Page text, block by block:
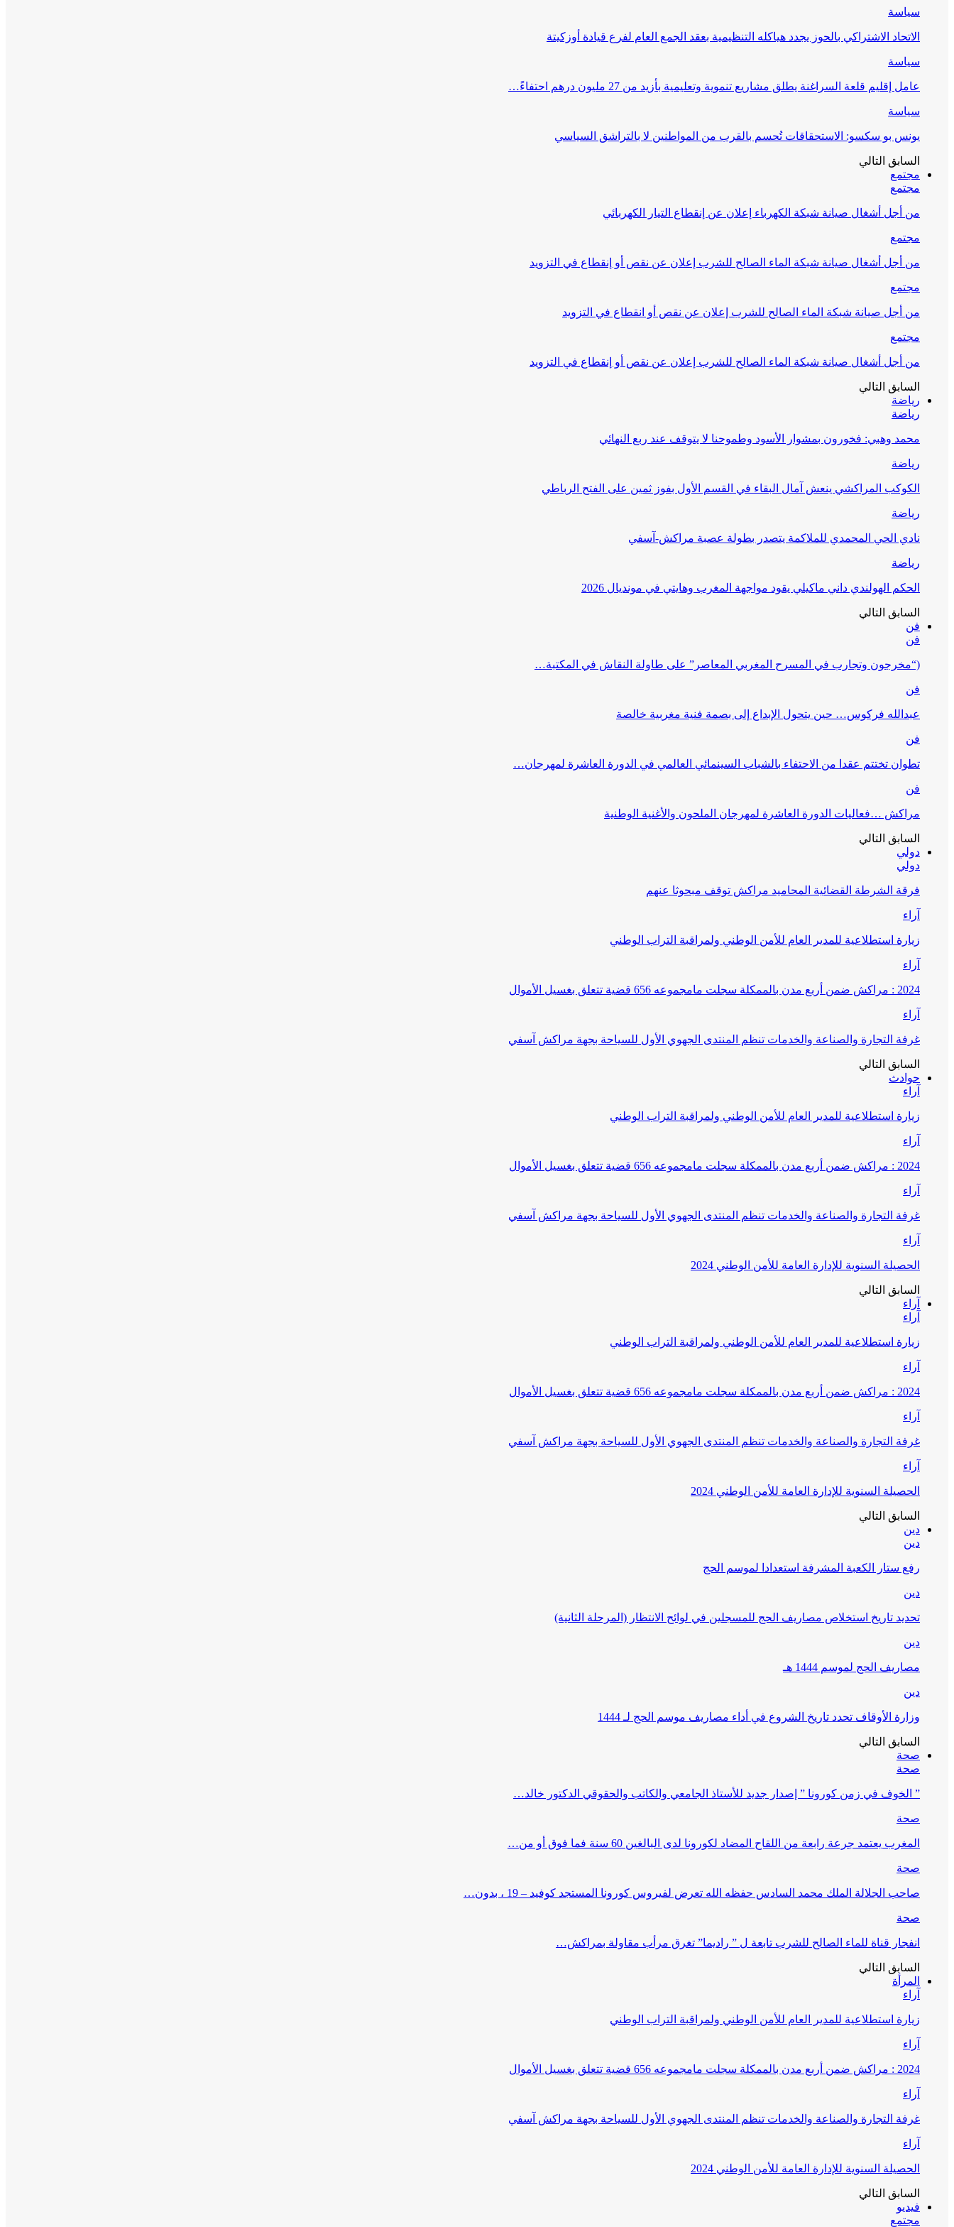
سياسة
الاتحاد الاشتراكي بالحوز يجدد هياكله التنظيمية بعقد الجمع العام لفرع قيادة أوزكيتة
سياسة
عامل إقليم قلعة السراغنة يطلق مشاريع تنموية وتعليمية بأزيد من 27 مليون درهم احتفاءً…
سياسة
يونس بو سكسو: الاستحقاقات تُحسم بالقرب من المواطنين لا بالتراشق السياسي
السابق التالي
مجتمع
مجتمع
من أجل أشغال صيانة شبكة الكهرباء إعلان عن إنقطاع التيار الكهربائي
مجتمع
من أجل أشغال صيانة شبكة الماء الصالح للشرب إعلان عن نقص أو إنقطاع في التزويد
مجتمع
من أجل صيانة شبكة الماء الصالح للشرب إعلان عن نقص أو انقطاع في التزويد
مجتمع
من أجل أشغال صيانة شبكة الماء الصالح للشرب إعلان عن نقص أو إنقطاع في التزويد
السابق التالي
رياضة
رياضة
محمد وهبي: فخورون بمشوار الأسود وطموحنا لا يتوقف عند ربع النهائي
رياضة
الكوكب المراكشي ينعش آمال البقاء في القسم الأول بفوز ثمين على الفتح الرباطي
رياضة
نادي الحي المحمدي للملاكمة يتصدر بطولة عصبة مراكش-آسفي
رياضة
الحكم الهولندي داني ماكيلي يقود مواجهة المغرب وهايتي في مونديال 2026
السابق التالي
فن
فن
(“مخرجون وتجارب في المسرح المغربي المعاصر” على طاولة النقاش في المكتبة…
فن
عبدالله فركوس… حين يتحول الإبداع إلى بصمة فنية مغربية خالصة
فن
تطوان تختتم عقدا من الاحتفاء بالشباب السينمائي العالمي في الدورة العاشرة لمهرجان…
فن
مراكش …فعاليات الدورة العاشرة لمهرجان الملحون والأغنية الوطنية
السابق التالي
دولي
دولي
فرقة الشرطة القضائية المحاميد مراكش توقف مبحوثا عنهم
آراء
زيارة استطلاعية للمدير العام للأمن الوطني ولمراقبة التراب الوطني
آراء
2024 : مراكش ضمن أربع مدن بالممكلة سجلت مامجموعه 656 قضية تتعلق بغسيل الأموال
آراء
غرفة التجارة والصناعة والخدمات تنظم المنتدى الجهوي الأول للسياحة بجهة مراكش آسفي
السابق التالي
حوادث
آراء
زيارة استطلاعية للمدير العام للأمن الوطني ولمراقبة التراب الوطني
آراء
2024 : مراكش ضمن أربع مدن بالممكلة سجلت مامجموعه 656 قضية تتعلق بغسيل الأموال
آراء
غرفة التجارة والصناعة والخدمات تنظم المنتدى الجهوي الأول للسياحة بجهة مراكش آسفي
آراء
الحصيلة السنوية للإدارة العامة للأمن الوطني 2024
السابق التالي
آراء
آراء
زيارة استطلاعية للمدير العام للأمن الوطني ولمراقبة التراب الوطني
آراء
2024 : مراكش ضمن أربع مدن بالممكلة سجلت مامجموعه 656 قضية تتعلق بغسيل الأموال
آراء
غرفة التجارة والصناعة والخدمات تنظم المنتدى الجهوي الأول للسياحة بجهة مراكش آسفي
آراء
الحصيلة السنوية للإدارة العامة للأمن الوطني 2024
السابق التالي
دين
دين
رفع ستار الكعبة المشرفة استعدادا لموسم الحج
دين
تحديد تاريخ استخلاص مصاريف الحج للمسجلين في لوائح الانتظار (المرحلة الثانية)
دين
مصاريف الحج لموسم 1444 هـ
دين
وزارة الأوقاف تحدد تاريخ الشروع في أداء مصاريف موسم الحج لـ 1444
السابق التالي
صحة
صحة
” الخوف في زمن كورونا ” إصدار جديد للأستاذ الجامعي والكاتب والحقوقي الدكتور خالد…
صحة
المغرب يعتمد جرعة رابعة من اللقاح المضاد لكورونا لدى البالغين 60 سنة فما فوق أو من…
صحة
صاحب الجلالة الملك محمد السادس حفظه الله تعرض لفيروس كورونا المستجد كوفيد – 19 ، بدون…
صحة
انفجار قناة للماء الصالح للشرب تابعة ل ” راديما” تغرق مرأب مقاولة بمراكش…
السابق التالي
المرأة
آراء
زيارة استطلاعية للمدير العام للأمن الوطني ولمراقبة التراب الوطني
آراء
2024 : مراكش ضمن أربع مدن بالممكلة سجلت مامجموعه 656 قضية تتعلق بغسيل الأموال
آراء
غرفة التجارة والصناعة والخدمات تنظم المنتدى الجهوي الأول للسياحة بجهة مراكش آسفي
آراء
الحصيلة السنوية للإدارة العامة للأمن الوطني 2024
السابق التالي
فيديو
مجتمع